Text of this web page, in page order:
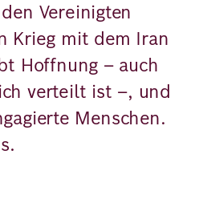
Vereinigten
Krieg mit dem Iran
Hoffnung – auch
verteilt ist –, und
Menschen.